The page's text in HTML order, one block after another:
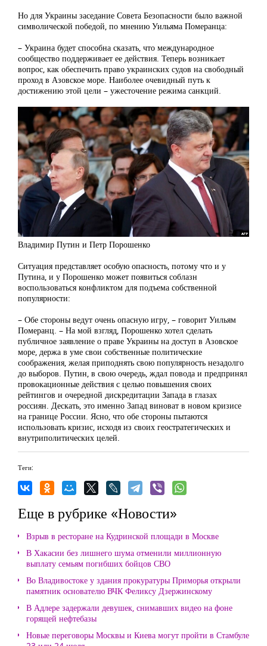
Но для Украины заседание Совета Безопасности было важной
символической победой, по мнению Уильяма Померанца:
– Украина будет способна сказать, что международное
сообщество поддерживает ее действия. Теперь возникает
вопрос, как обеспечить право украинских судов на свободный
проход в Азовское море. Наиболее очевидный путь к
достижению этой цели – ужесточение режима санкций.
Владимир Путин и Петр Порошенко
Ситуация представляет особую опасность, потому что и у
Путина, и у Порошенко может появиться соблазн
воспользоваться конфликтом для подъема собственной
популярности:
– Обе стороны ведут очень опасную игру, – говорит Уильям
Померанц. – На мой взгляд, Порошенко хотел сделать
публичное заявление о праве Украины на доступ в Азовское
море, держа в уме свои собственные политические
соображения, желая приподнять свою популярность незадолго
до выборов. Путин, в свою очередь, ждал повода и предпринял
провокационные действия с целью повышения своих
рейтингов и очередной дискредитации Запада в глазах
россиян. Дескать, это именно Запад виноват в новом кризисе
на границе России. Ясно, что обе стороны пытаются
использовать кризис, исходя из своих геостратегических и
внутриполитических целей.
Теги:
Еще в рубрике «Новости»
Взрыв в ресторане на Кудринской площади в Москве
В Хакасии без лишнего шума отменили миллионную
выплату семьям погибших бойцов СВО
Во Владивостоке у здания прокуратуры Приморья открыли
памятник основателю ВЧК Феликсу Дзержинскому
В Адлере задержали девушек, снимавших видео на фоне
горящей нефтебазы
Новые переговоры Москвы и Киева могут пройти в Стамбуле